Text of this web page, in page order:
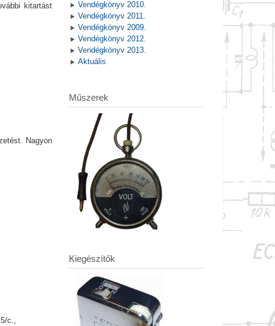
kitartást
Nagyon
c.,
Vendégkönyv 2010.
Vendégkönyv 2011.
Vendégkönyv 2009.
Vendégkönyv 2012.
Vendégkönyv 2013.
Aktuális
Műszerek
Kiegészítők